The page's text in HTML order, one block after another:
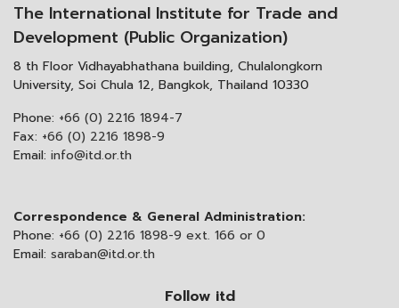
The International Institute for Trade and
Development (Public Organization)
8 th Floor Vidhayabhathana building, Chulalongkorn
University, Soi Chula 12, Bangkok, Thailand 10330
Phone: +66 (0) 2216 1894-7
Fax: +66 (0) 2216 1898-9
Email: info@itd.or.th
Correspondence & General Administration:
Phone: +66 (0) 2216 1898-9 ext. 166 or 0
Email: saraban@itd.or.th
Follow itd